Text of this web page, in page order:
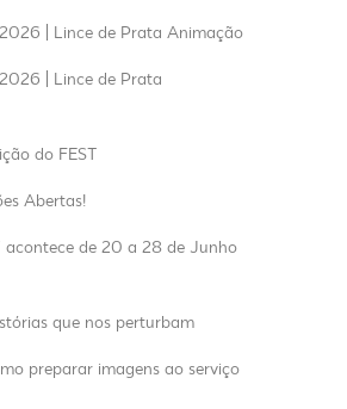
| Lince de Prata Animação
| Lince de Prata
do FEST
Abertas!
acontece de 20 a 28 de Junho
que nos perturbam
preparar imagens ao serviço